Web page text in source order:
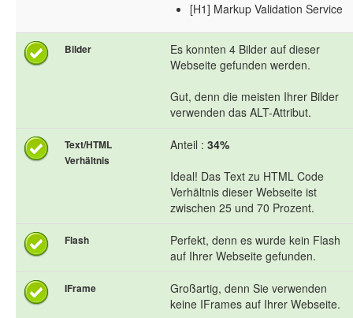
[H1] Markup Validation Service
Bilder
Es konnten 4 Bilder auf dieser
Webseite gefunden werden.
Gut, denn die meisten Ihrer Bilder
verwenden das ALT-Attribut.
Text/HTML
Verhältnis
Anteil : 34%
Ideal! Das Text zu HTML Code
Verhältnis dieser Webseite ist
zwischen 25 und 70 Prozent.
Flash
Perfekt, denn es wurde kein Flash
auf Ihrer Webseite gefunden.
IFrame
Großartig, denn Sie verwenden
keine IFrames auf Ihrer Webseite.